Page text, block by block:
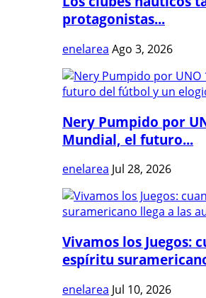
protagonistas...
enelarea Ago 3, 2026
Nery Pumpido por
Mundial, el futuro...
enelarea Jul 28, 2026
Vivamos los Juegos:
espíritu
enelarea Jul 10, 2026